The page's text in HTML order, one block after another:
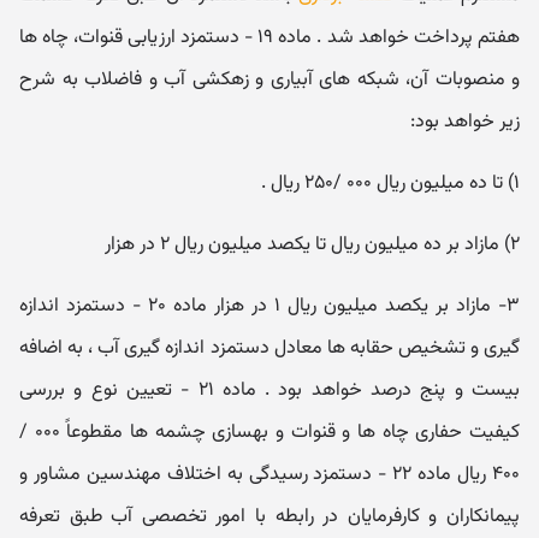
هفتم پرداخت خواهد شد . ماده ۱۹ - دستمزد ارزیابی قنوات، چاه ها
و منصوبات آن، شبکه های آبیاری و زهکشی آب و فاضلاب به شرح
زیر خواهد بود:
۱) تا ده میلیون ریال ۰۰۰ /۲۵۰ ریال .
۲) مازاد بر ده میلیون ریال تا یکصد میلیون ریال ۲ در هزار
۳- مازاد بر یکصد میلیون ریال ۱ در هزار ماده ۲۰ - دستمزد اندازه
گیری و تشخیص حقابه ها معادل دستمزد اندازه گیری آب ، به اضافه
بیست و پنج درصد خواهد بود . ماده ۲۱ - تعیین نوع و بررسی
کیفیت حفاری چاه ها و قنوات و بهسازی چشمه ها مقطوعاً ۰۰۰ /
۴۰۰ ریال ماده ۲۲ - دستمزد رسیدگی به اختلاف مهندسین مشاور و
پیمانکاران و کارفرمایان در رابطه با امور تخصصی آب طبق تعرفه